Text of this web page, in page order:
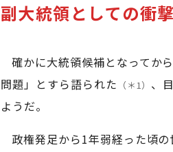
副大統領としての衝
確かに大統領候補となってか
問題」とすら語られた （＊1） 、
ようだ。
政権発足から1年弱経った頃